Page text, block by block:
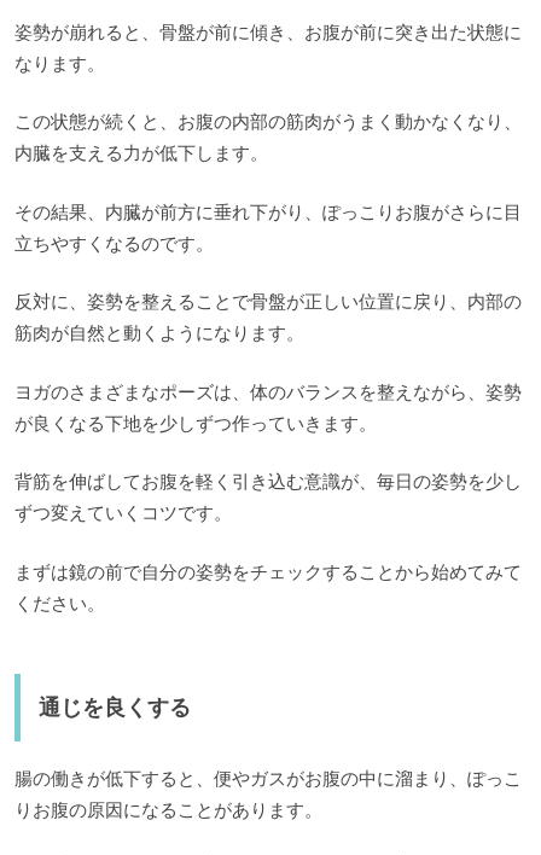
姿勢が崩れると、骨盤が前に傾き、お腹が前に突き出た状態に
なります。
この状態が続くと、お腹の内部の筋肉がうまく動かなくなり、
内臓を支える力が低下します。
その結果、内臓が前方に垂れ下がり、ぽっこりお腹がさらに目
立ちやすくなるのです。
反対に、姿勢を整えることで骨盤が正しい位置に戻り、内部の
筋肉が自然と動くようになります。
ヨガのさまざまなポーズは、体のバランスを整えながら、姿勢
が良くなる下地を少しずつ作っていきます。
背筋を伸ばしてお腹を軽く引き込む意識が、毎日の姿勢を少し
ずつ変えていくコツです。
まずは鏡の前で自分の姿勢をチェックすることから始めてみて
ください。
通じを良くする
腸の働きが低下すると、便やガスがお腹の中に溜まり、ぽっこ
りお腹の原因になることがあります。